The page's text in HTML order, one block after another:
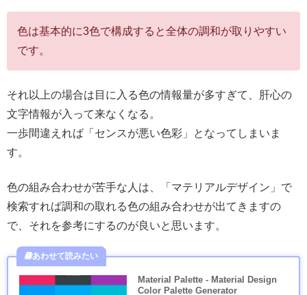
色は基本的に3色で構成すると全体の調和が取りやすい
です。
それ以上の場合は目に入る色の情報量が多すぎて、肝心の
文字情報が入って来なくなる。
一歩間違えれば「センスが悪い色彩」となってしまいま
す。
色の組み合わせが苦手な人は、「マテリアルデザイン」で
検索すれば調和の取れる色の組み合わせが出てきますの
で、それを参考にするのが良いと思います。
Material Palette - Material Design
Color Palette Generator